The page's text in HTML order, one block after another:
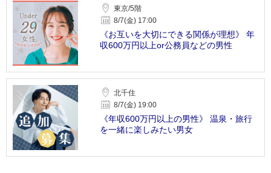
東京/5階
8/7(金) 17:00
《お互いを大切にできる関係が理想》 年
収600万円以上or公務員などの男性
北千住
8/7(金) 19:00
《年収600万円以上の男性》 温泉・旅行
を一緒に楽しみたい男女